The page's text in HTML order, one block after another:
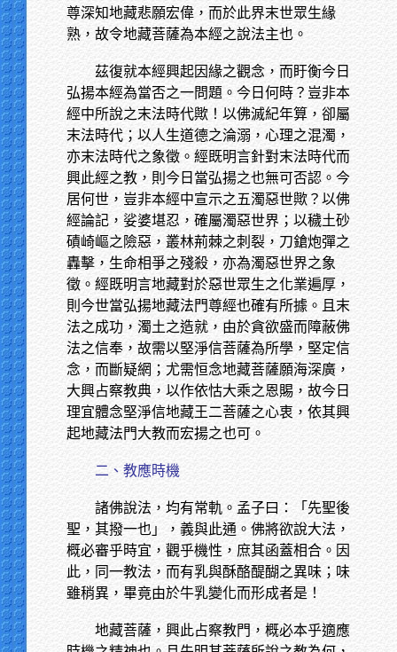
尊深知地藏悲願宏偉，而於此界末世眾生緣
熟，故令地藏菩薩為本經之說法主也。
茲復就本經興起因緣之觀念，而盱衡今日
弘揚本經為當否之一問題。今日何時？豈非本
經中所說之末法時代歟！以佛滅紀年算，卻屬
末法時代；以人生道德之淪溺，心理之混濁，
亦末法時代之象徵。經既明言針對末法時代而
興此經之教，則今日當弘揚之也無可否認。今
居何世，豈非本經中宣示之五濁惡世歟？以佛
經論記，娑婆堪忍，確屬濁惡世界；以穢土砂
磧崎嶇之險惡，叢林荊棘之刺裂，刀鎗炮彈之
轟擊，生命相爭之殘殺，亦為濁惡世界之象
徵。經既明言地藏對於惡世眾生之化業遍厚，
則今世當弘揚地藏法門尊經也確有所據。且末
法之成功，濁土之造就，由於貪欲盛而障蔽佛
法之信奉，故需以堅淨信菩薩為所學，堅定信
念，而斷疑網；尤需恒念地藏菩薩願海深廣，
大興占察教典，以作依怙大乘之恩賜，故今日
理宜體念堅淨信地藏王二菩薩之心衷，依其興
起地藏法門大教而宏揚之也可。
二、教應時機
諸佛說法，均有常軌。孟子曰：「先聖後
聖，其撥一也」，義與此通。佛將欲說大法，
概必審乎時宜，觀乎機性，庶其函蓋相合。因
此，同一教法，而有乳與酥酪醍醐之異味；味
雖稍異，畢竟由於牛乳變化而形成者是！
地藏菩薩，興此占察教門，概必本乎適應